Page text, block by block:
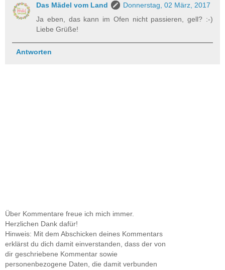
Das Mädel vom Land
Donnerstag, 02 März, 2017
Ja eben, das kann im Ofen nicht passieren, gell? :-)
Liebe Grüße!
Antworten
Über Kommentare freue ich mich immer.
Herzlichen Dank dafür!
Hinweis: Mit dem Abschicken deines Kommentars
erklärst du dich damit einverstanden, dass der von
dir geschriebene Kommentar sowie
personenbezogene Daten, die damit verbunden